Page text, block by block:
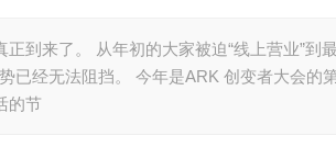
到来了。 从年初的大家被迫“线上营业”到
已经无法阻挡。 今年是ARK 创变者大会的
的节